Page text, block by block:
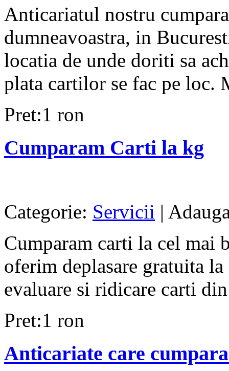
Anticariatul nostru
dumneavoastra, in
locatia de unde doriti sa
plata cartilor se fac pe loc.
Pret:1 ron
Cumparam Carti la kg
Categorie: Servicii |
Cumparam carti la cel mai
oferim deplasare gratuita
evaluare si ridicare carti
Pret:1 ron
Anticariate care